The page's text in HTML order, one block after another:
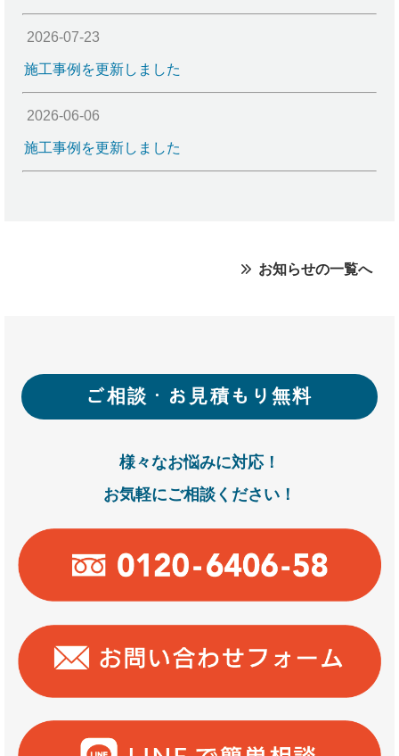
2026-07-23
施工事例を更新しました
2026-06-06
施工事例を更新しました
お知らせの一覧へ
ご相談・お見積もり無料
様々なお悩みに対応！
お気軽にご相談ください！